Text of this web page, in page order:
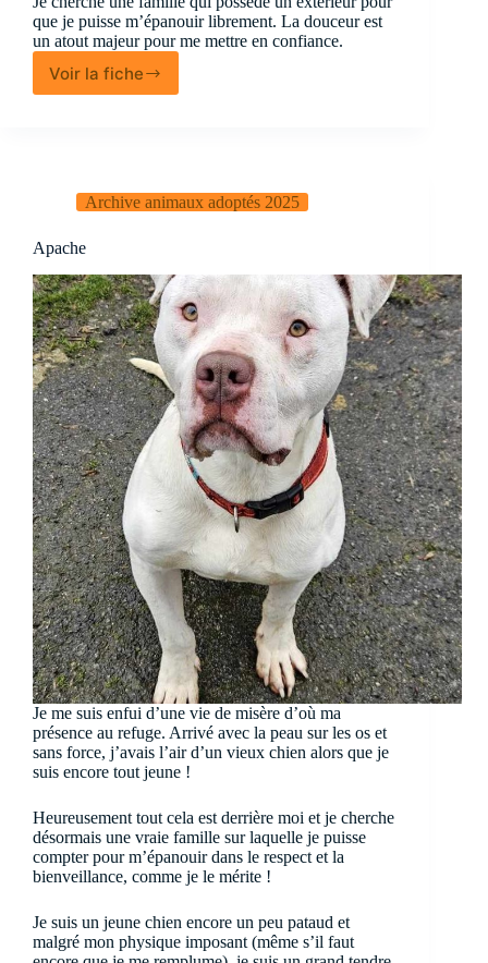
que je puisse m’épanouir librement. La douceur est
un atout majeur pour me mettre en confiance.
Voir la fiche
Jousco
Archive animaux adoptés 2025
Apache
Je me suis enfui d’une vie de misère d’où ma
présence au refuge. Arrivé avec la peau sur les os et
sans force, j’avais l’air d’un vieux chien alors que je
suis encore tout jeune !
Heureusement tout cela est derrière moi et je cherche
désormais une vraie famille sur laquelle je puisse
compter pour m’épanouir dans le respect et la
bienveillance, comme je le mérite !
Je suis un jeune chien encore un peu pataud et
malgré mon physique imposant (même s’il faut